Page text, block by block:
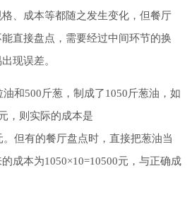
、成本等都随之发生变化，但餐厅
直接盘点，需要经过中间环节的换
现误差。
和500斤葱，制成了1050斤葱油，如
，则实际的成本是
。但有的餐厅盘点时，直接把葱油当
成本为1050×10=10500元，与正确成